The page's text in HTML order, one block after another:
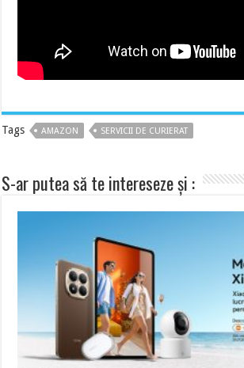
Tags AMAZON SERVICII DE CURIERAT
S-ar putea să te intereseze și :